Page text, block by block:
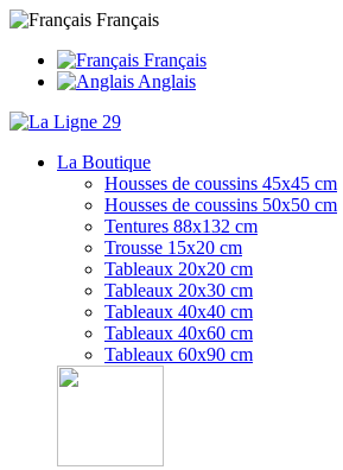
Français
Français
Anglais
La Boutique
Housses de coussins 45x45 cm
Housses de coussins 50x50 cm
Tentures 88x132 cm
Trousse 15x20 cm
Tableaux 20x20 cm
Tableaux 20x30 cm
Tableaux 40x40 cm
Tableaux 40x60 cm
Tableaux 60x90 cm